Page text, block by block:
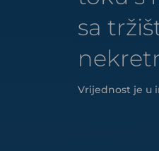
sa
Vrijednost je u